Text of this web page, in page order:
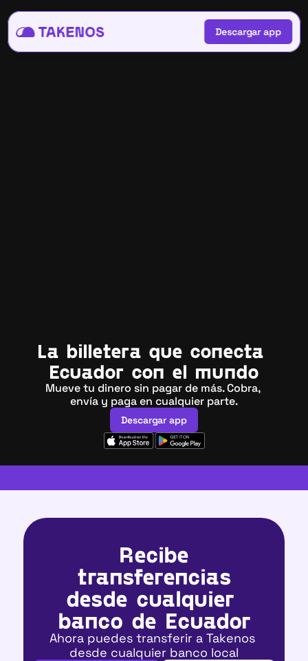
Descargar app
Descargar app
La billetera que conecta
Ecuador con el mundo
Mueve tu dinero sin pagar de más. Cobra,
envía y paga en cualquier parte.
Descargar app
Descargar app
Recibe
transferencias
desde cualquier
banco de Ecuador
Ahora puedes transferir a Takenos
desde cualquier banco local